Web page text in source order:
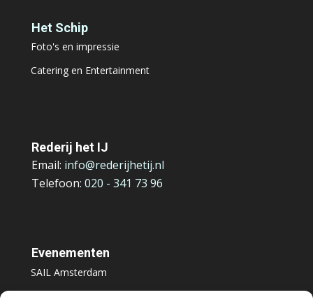
Het Schip
Foto's en impressie
Catering en Entertainment
Rederij het IJ
Email: info@rederijhetij.nl
Telefoon: 020 - 341 73 96
Evenementen
SAIL Amsterdam